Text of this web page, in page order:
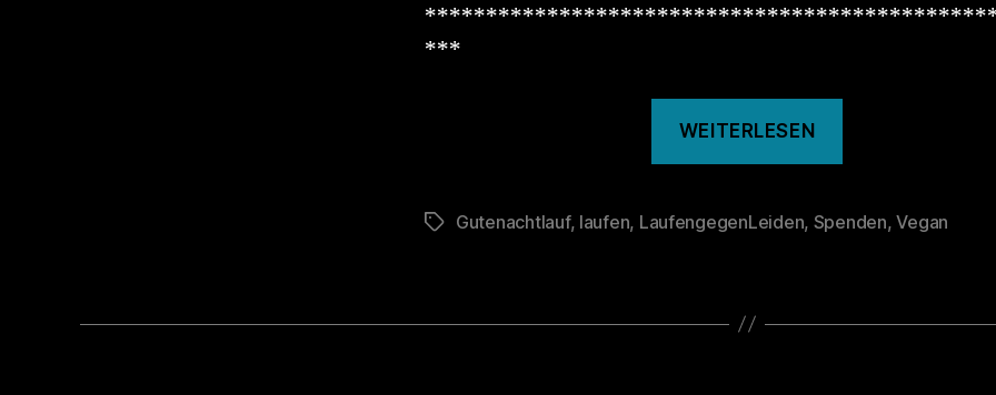
***
WEITERLESEN
Schlagwörter
Gutenachtlauf, laufen, LaufengegenLeiden, Spenden,Vegan